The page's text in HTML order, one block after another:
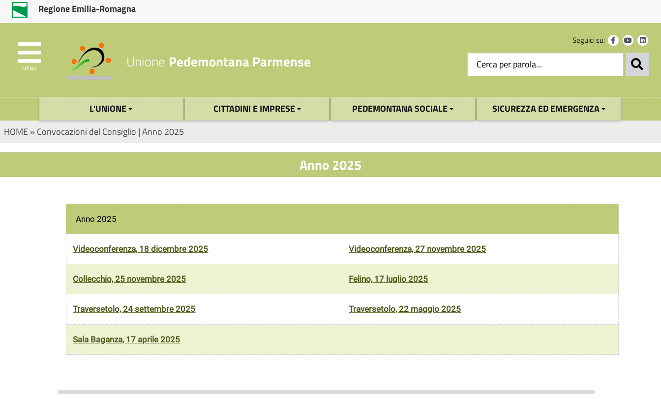
Regione Emilia-Romagna
MENU Unione Pedemontana Parmense
Seguici su:
L'UNIONE CITTADINI E IMPRESE PEDEMONTANA SOCIALE
SICUREZZA ED EMERGENZA
HOME » Convocazioni del Consiglio |Anno 2025
Anno 2025
Anno 2025
Videoconferenza, 18 dicembre 2025 Videoconferenza, 27 novembre 2025
Collecchio, 25 novembre 2025 Felino, 17 luglio 2025
Traversetolo, 24 settembre 2025 Traversetolo, 22 maggio 2025
Sala Baganza, 17 aprile 2025